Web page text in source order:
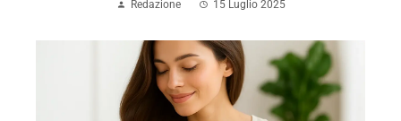
Redazione 15 Luglio 2025